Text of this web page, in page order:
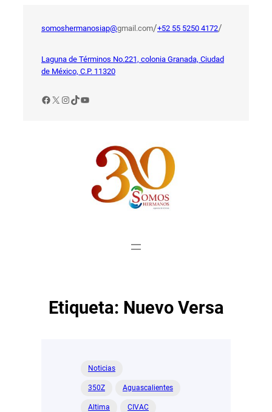
somoshermanosiap@gmail.com/+52 55 5250 4172/
Laguna de Términos No.221, colonia Granada, Ciudad
de México, C.P. 11320
Facebook
X Instagram
TikTok
YouTube
Etiqueta: Nuevo Versa
Noticias
350Z Aguascalientes
Altima CIVAC